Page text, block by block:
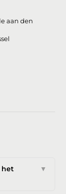
aan den
het
▼